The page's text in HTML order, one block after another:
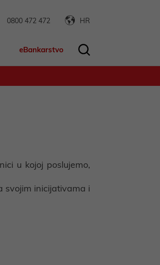
0800 472 472 HR
eBankarstvo
u kojoj poslujemo,
svojim inicijativama i